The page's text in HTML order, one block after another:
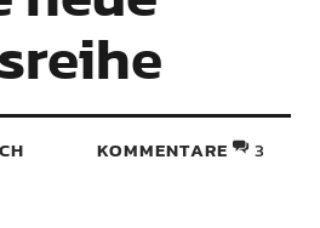
KOMMENTARE 3